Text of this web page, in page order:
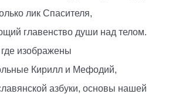
лик Спасителя,
главенство души над телом.
изображены
Кирилл и Мефодий,
азбуки, основы нашей